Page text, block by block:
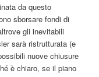
da questo
sborsare fondi di
gli inevitabili
sarà ristrutturata (e
nuove chiusure
è chiaro, se il piano